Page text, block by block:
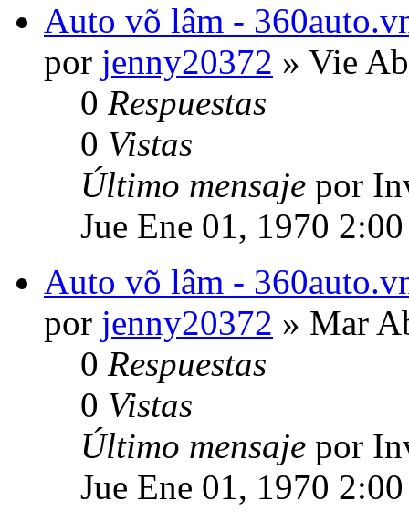
Auto võ lâm -
por jenny20372 » Vie
0 Respuestas
0 Vistas
Último mensaje por
Jue Ene 01, 1970
Auto võ lâm -
por jenny20372 » Mar
0 Respuestas
0 Vistas
Último mensaje por
Jue Ene 01, 1970